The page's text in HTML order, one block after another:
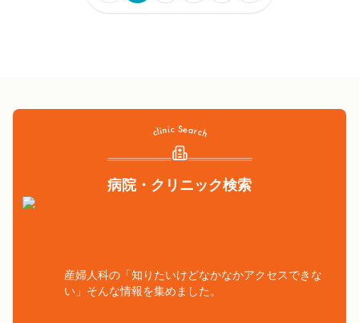
病院・クリニック検索
産婦人科の「知りたいけどなかなかアクセスできな
い」そんな情報を集めました。